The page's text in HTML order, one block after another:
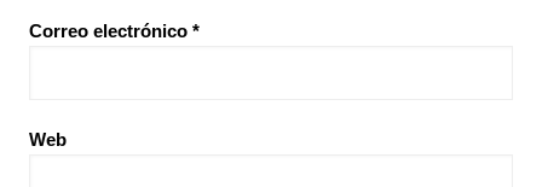
Correo electrónico *
Web